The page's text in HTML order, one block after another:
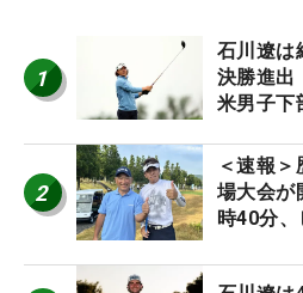
1
石川遼は
決勝進
米男子下
2
＜速報
場大会
時40分
STAGE